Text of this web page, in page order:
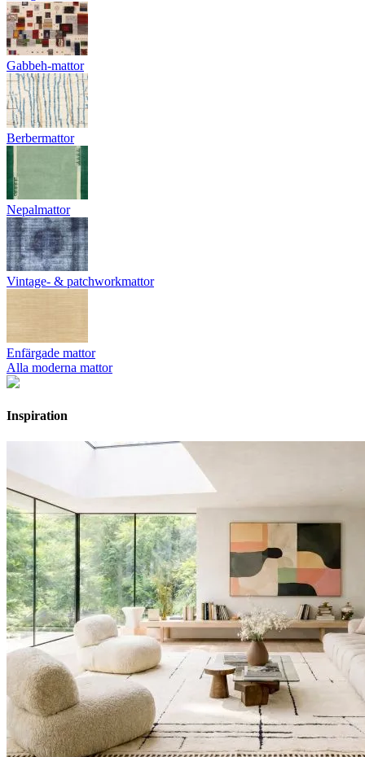
Gabbeh-mattor
Berbermattor
Nepalmattor
Vintage- & patchworkmattor
Enfärgade mattor
Alla moderna mattor
Inspiration